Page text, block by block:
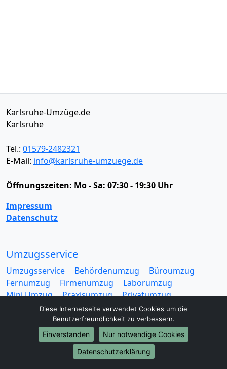
Karlsruhe-Umzüge.de
Karlsruhe
Tel.: 01579-2482321
E-Mail: info@karlsruhe-umzuege.de
Öffnungszeiten: Mo - Sa: 07:30 - 19:30 Uhr
Impressum
Datenschutz
Umzugsservice
Umzugsservice Behördenumzug
Büroumzug
Fernumzug
Firmenumzug
Laborumzug
Mini Umzug
Praxisumzug
Privatumzug
Seniorenumzug
Studentenumzug
Beiladung
Entrümpelung
Halteverbotszone
Klaviertransport
Möbellift
Haushaltsauflösung
Möbeltaxi
Möbelmitfahrzentrale
Umzugskartons
Diese Internetseite verwendet Cookies um die
Benutzerfreundlichkeit zu verbessern.
Einverstanden
Nur notwendige Cookies
Datenschutzerklärung